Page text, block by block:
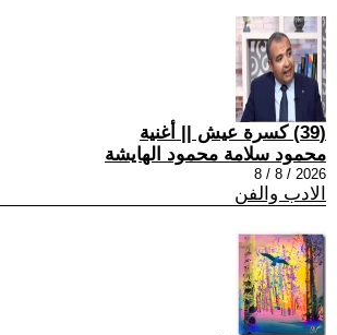
(39) كسرة عيش || أغنية
محمود سلامة محمود الهايشة
2026 / 8 / 8
الادب والفن